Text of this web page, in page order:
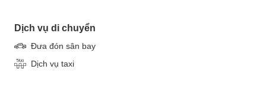
Dịch vụ di chuyển
Đưa đón sân bay
Dịch vụ taxi